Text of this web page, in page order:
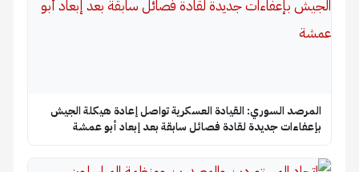
المرصد السوري: القيادة العسكرية تواصل إعادة هيكلة الجيش
بإعفاءات جديدة لقادة فصائل سابقة بعد إبعاد أبو عمشة